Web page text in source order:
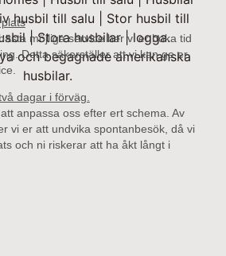
möjliga service ber vi er boka tid
Detta säkerställer att vi kan ge er
dagar i förväg.
anpassa oss efter ert schema. Av
vi er att undvika spontanbesök, då vi
och ni riskerar att ha åkt långt i